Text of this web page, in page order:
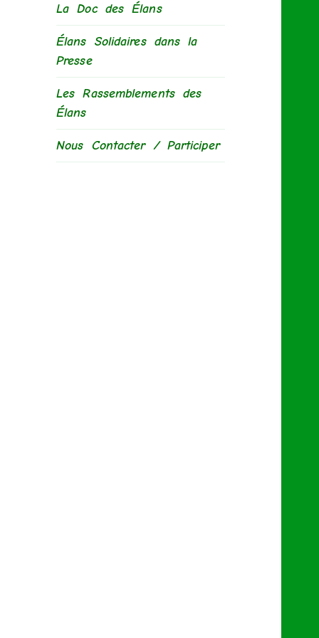
La Doc des Élans
Élans Solidaires dans la
Presse
Les Rassemblements des
Élans
Nous Contacter / Participer